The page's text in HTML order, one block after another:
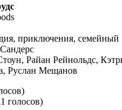
приключения, семейный
Райан Рейнольдс,
Руслан Мещанов
голосов)